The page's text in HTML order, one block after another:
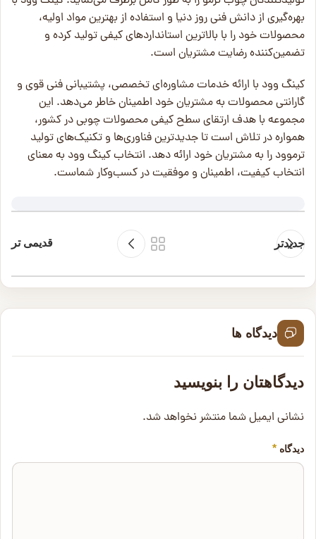
بهره‌گیری از دانش فنی روز دنیا و استفاده از بهترین مواد اولیه،
محصولات خود را با بالاترین استانداردهای کیفی تولید کرده و
تضمین‌کننده رضایت مشتریان است.
کینگ وود با ارائه خدمات مشاوره‌ای تخصصی، پشتیبانی فنی قوی و
گارانتی محصولات به مشتریان خود اطمینان خاطر می‌دهد. این
مجموعه با هدف ارتقای سطح کیفی محصولات چوبی در کشور،
همواره در تلاش است تا جدیدترین فناوری‌ها و تکنیک‌های تولید
ترموود را به مشتریان خود ارائه دهد. انتخاب کینگ وود به معنای
انتخاب کیفیت، اطمینان و موفقیت در کسب‌وکار شماست.
جدیدتر قدیمی تر
دیدگاه ها
دیدگاهتان را بنویسید
نشانی ایمیل شما منتشر نخواهد شد.
دیدگاه *